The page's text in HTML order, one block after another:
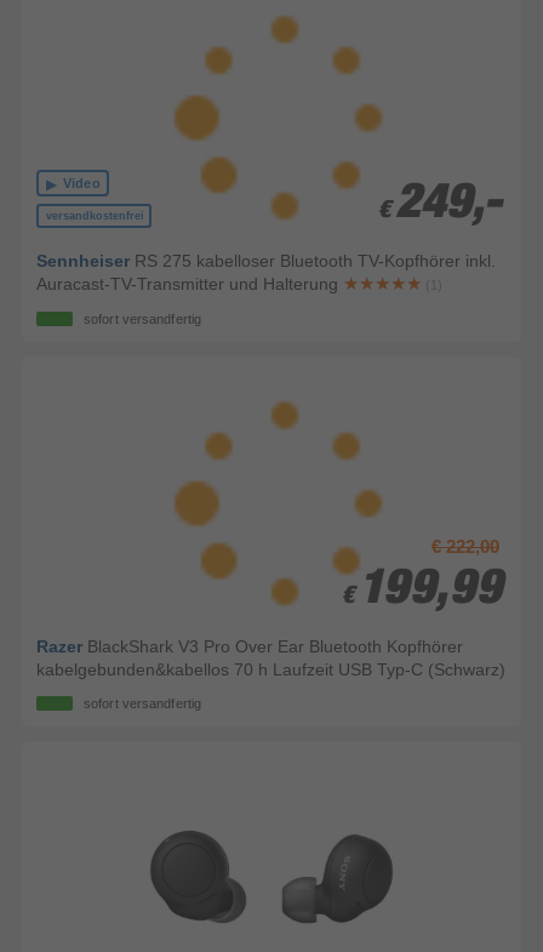
versandkostenfrei
Video
€ 249,-
€ 249,-
Sennheiser RS 275 kabelloser Bluetooth TV-Kopfhörer inkl.
Auracast-TV-Transmitter und Halterung
(1)
sofort versandfertig
€ 222,00
€ 199,99
€ 199,99
Razer BlackShark V3 Pro Over Ear Bluetooth Kopfhörer
kabelgebunden&kabellos 70 h Laufzeit USB Typ-C (Schwarz)
sofort versandfertig